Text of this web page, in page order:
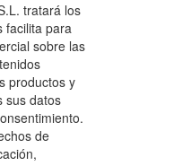
tratará los
facilita para
sobre las
productos y
sus datos
de